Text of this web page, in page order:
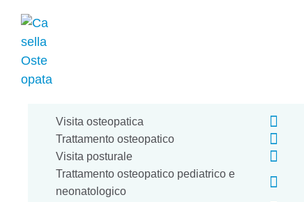
Visita osteopatica
Trattamento osteopatico
Visita posturale
Trattamento osteopatico pediatrico e
neonatologico